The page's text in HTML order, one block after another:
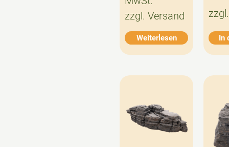
zzgl. Versand
Weiterlesen In